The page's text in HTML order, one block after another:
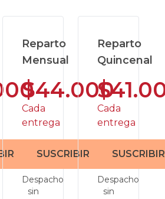
Reparto
Mensual
$44.000
Cada
entrega
SUSCRIBIR
Despacho
sin
Reparto
Quincenal
Cada
entrega
SUSCRIBIR
Despacho
sin